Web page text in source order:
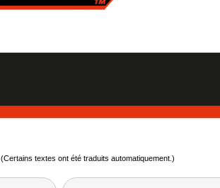
(Certains textes ont été traduits automatiquement.)